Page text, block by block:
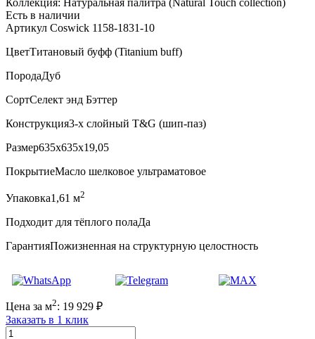
Есть в наличии
Артикул Coswick 1158-1831-10
ЦветТитановый буфф (Titanium buff)
ПородаДуб
СортСелект энд Бэттер
Конструкция3-х слойный T&G (шип-паз)
Размер635x635x19,05
ПокрытиеМасло шелковое ультраматовое
Упаковка1,61 м2
Подходит для тёплого полаДа
ГарантияПожизненная на структурную целостность
Цена за м2: 19 929 ₽
Заказать в 1 клик
Количество